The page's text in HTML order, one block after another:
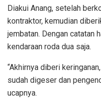
Diakui Anang, setelah
kontraktor, kemudian
jembatan. Dengan catatan
kendaraan roda dua saja.
“Akhirnya diberi
sudah digeser dan
ucapnya.